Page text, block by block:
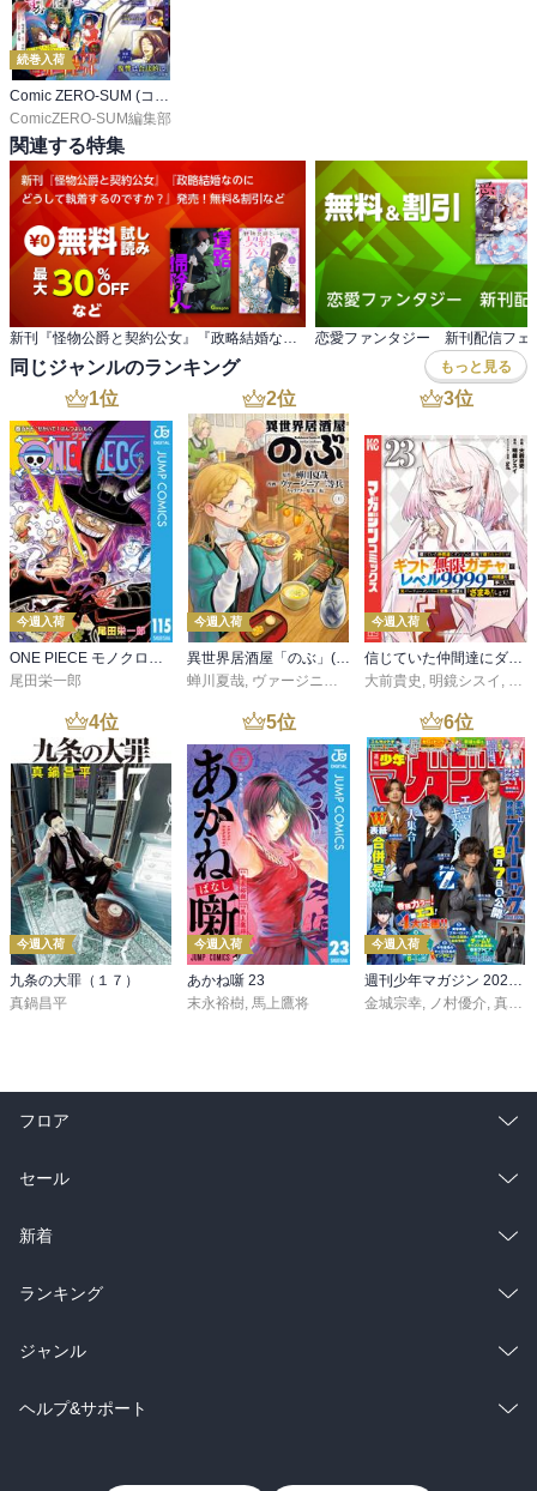
続巻入荷
Comic ZERO-SUM (コミック ゼロサム)
ComicZERO-SUM編集部
関連する特集
新刊『怪物公爵と契約公女』『政略結婚なのに どうして執着するのですか？』発売！無料&割引など 恋愛ファンタジー 新刊配信フェ
同じジャンルのランキング もっと見る
1位
今週入荷
尾田栄一郎
2位
今週入荷
蝉川夏哉 ヴァージニア二等兵 ,転
3位
今週入荷
大前貴史 明鏡シスイ
4位
今週入荷
九条の大罪（１７）
真鍋昌平
5位
今週入荷
あかね噺 23
末永裕樹, 馬上鷹将
6位
今週入荷
週刊少年マガジン 2026年36・37号[2026年8月5日発売]
金城宗幸, ノ村優介, 真島ヒロ
フロア
総合
ラノベ
雑誌・グラビア
BL・TL
セール
総合
ラノベ
雑誌・グラビア
BL・TL
新着
総合
ラノベ
雑誌・グラビア
ランキング
総合
ラノベ
ジャンル
コミック
ヘルプ&サポート